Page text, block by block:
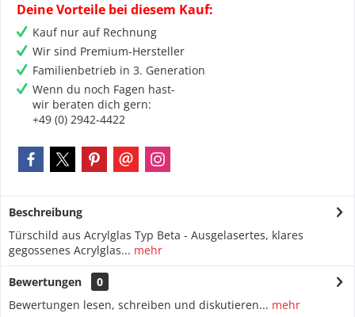
Deine Vorteile bei diesem Kauf:
Kauf nur auf Rechnung
Wir sind Premium-Hersteller
Familienbetrieb in 3. Generation
Wenn du noch Fagen hast-
wir beraten dich gern:
+49 (0) 2942-4422
Beschreibung
Türschild aus Acrylglas Typ Beta - Ausgelasertes, klares
gegossenes Acrylglas... mehr
Bewertungen
0
Bewertungen lesen, schreiben und diskutieren... mehr